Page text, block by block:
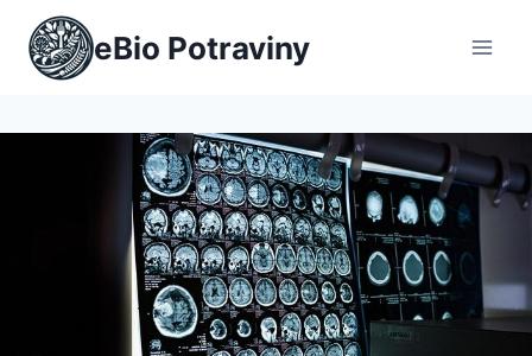
Přeskočit
obsah
eBio Potraviny